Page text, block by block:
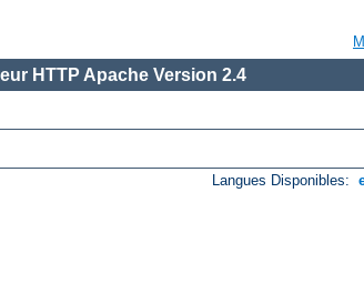
HTTP Apache Version 2.4
Langues Disponibles: